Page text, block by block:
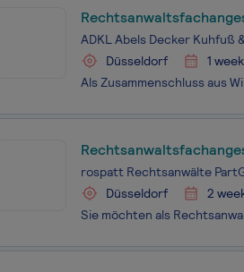
ADKL Abels Decker Kuhfuß
Düsseldorf
1
rospatt Rechtsanwälte
Düsseldorf
2